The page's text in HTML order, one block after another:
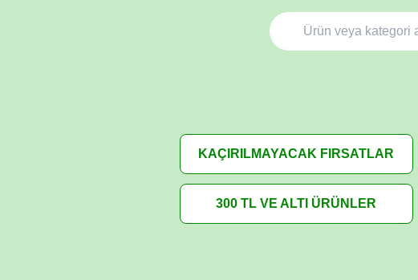
KAÇIRILMAYACAK FIRSATLAR
300 TL VE ALTI ÜRÜNLER